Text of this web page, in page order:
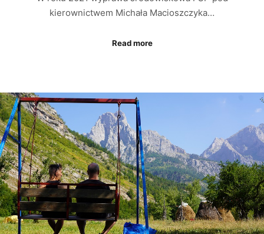
kierownictwem Michała Macioszczyka…
Read more